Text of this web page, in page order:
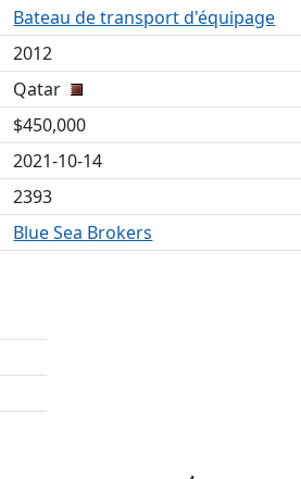
Bateau de transport d'équipage
2012
Qatar
$450,000
2021-10-14
2393
Blue Sea Brokers